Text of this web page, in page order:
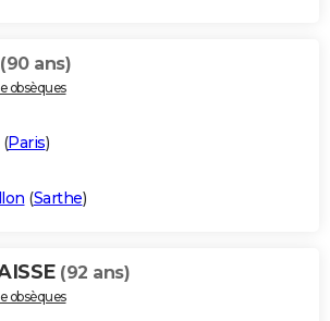
(90 ans)
obsèques
(Paris)
(Sarthe)
(92 ans)
obsèques